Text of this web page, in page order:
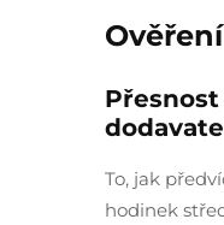
To, jak
hodinek